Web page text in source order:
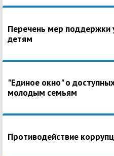
Перечень мер поддержки
детям
"Единое окно" о
молодым семьям
Противодействие